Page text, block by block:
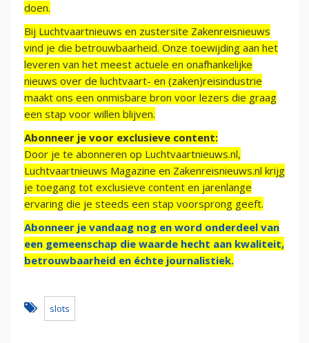
doen.
Bij Luchtvaartnieuws en zustersite Zakenreisnieuws
vind je die betrouwbaarheid. Onze toewijding aan het
leveren van het meest actuele en onafhankelijke
nieuws over de luchtvaart- en (zaken)reisindustrie
maakt ons een onmisbare bron voor lezers die graag
een stap voor willen blijven.
Abonneer je voor exclusieve content:
Door je te abonneren op Luchtvaartnieuws.nl,
Luchtvaartnieuws Magazine en Zakenreisnieuws.nl krijg
je toegang tot exclusieve content en jarenlange
ervaring die je steeds een stap voorsprong geeft.
Abonneer je vandaag nog en word onderdeel van
een gemeenschap die waarde hecht aan kwaliteit,
betrouwbaarheid en échte journalistiek.
slots